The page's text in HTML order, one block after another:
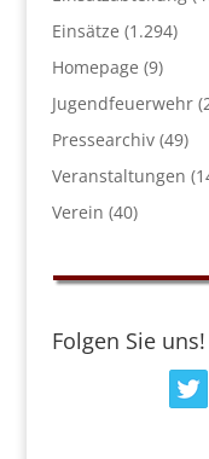
Einsätze (1.294)
Homepage (9)
Jugendfeuerwehr
Pressearchiv(49)
Veranstaltungen
Verein (40)
Folgen Sie uns!